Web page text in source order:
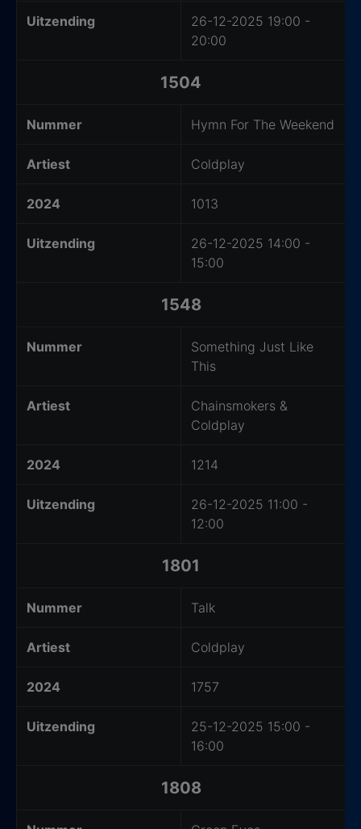
Uitzending
26-12-2025 19:00 -
20:00
1504
Nummer Hymn For The Weekend
Artiest Coldplay
2024 1013
Uitzending
26-12-2025 14:00 -
15:00
1548
Nummer
Something Just Like
This
Artiest
Chainsmokers &
Coldplay
2024 1214
Uitzending
26-12-2025 11:00 -
12:00
1801
Nummer Talk
Artiest Coldplay
2024 1757
Uitzending
25-12-2025 15:00 -
16:00
1808